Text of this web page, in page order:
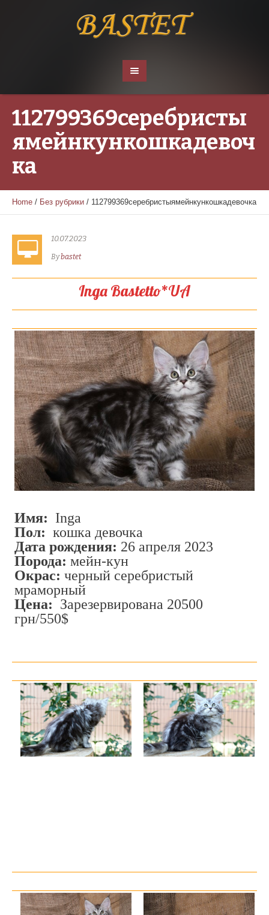
112799369серебристы
ямейнкункошкадевоч
ка
Home / Без рубрики / 112799369серебристыямейнкункошкадевочка
10.07.2023
Bybastet
Inga Bastetto*UA
Имя: Inga
Пол: кошка девочка
Дата рождения: 26 апреля 2023
Порода: мейн-кун
Окрас: черный серебристый
мраморный
Цена: Зарезервирована 20500
грн/550$